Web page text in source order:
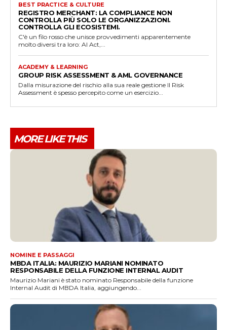
BEST PRACTICE & CULTURE
REGISTRO MERCHANT: LA COMPLIANCE NON
CONTROLLA PIÙ SOLO LE ORGANIZZAZIONI.
CONTROLLA GLI ECOSISTEMI.
C'è un filo rosso che unisce provvedimenti apparentemente
molto diversi tra loro: AI Act,...
ACADEMY & LEARNING
GROUP RISK ASSESSMENT & AML GOVERNANCE
Dalla misurazione del rischio alla sua reale gestione Il Risk
Assessment è spesso percepito come un esercizio...
MORE LIKE THIS
NOMINE E PASSAGGI
MBDA ITALIA: MAURIZIO MARIANI NOMINATO
RESPONSABILE DELLA FUNZIONE INTERNAL AUDIT
Maurizio Mariani è stato nominato Responsabile della funzione
Internal Audit di MBDA Italia, aggiungendo...